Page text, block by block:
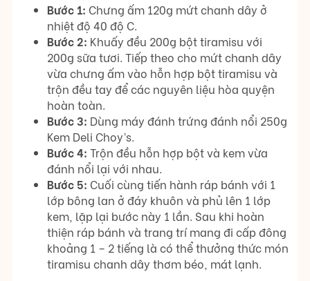
Bước 1: Chưng ấm 120g mứt chanh dây ở
nhiệt độ 40 độ C.
Bước 2: Khuấy đều 200g bột tiramisu với
200g sữa tươi. Tiếp theo cho mứt chanh dây
vừa chưng ấm vào hỗn hợp bột tiramisu và
trộn đều tay để các nguyên liệu hòa quyện
hoàn toàn.
Bước 3: Dùng máy đánh trứng đánh nổi 250g
Kem Deli Choy’s.
Bước 4: Trộn đều hỗn hợp bột và kem vừa
đánh nổi lại với nhau.
Bước 5: Cuối cùng tiến hành ráp bánh với 1
lớp bông lan ở đáy khuôn và phủ lên 1 lớp
kem, lặp lại bước này 1 lần. Sau khi hoàn
thiện ráp bánh và trang trí mang đi cấp đông
khoảng 1 – 2 tiếng là có thể thưởng thức món
tiramisu chanh dây thơm béo, mát lạnh.